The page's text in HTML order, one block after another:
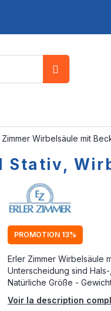
Zimmer Wirbelsäule mit
Stativ,
PROMOTION 13%
Erler Zimmer Wirbelsäule
Unterscheidung sind
Natürliche Größe -
Voir la description